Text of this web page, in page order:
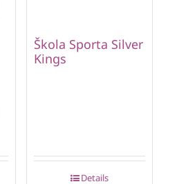
Škola Sporta Silver
Kings
Details